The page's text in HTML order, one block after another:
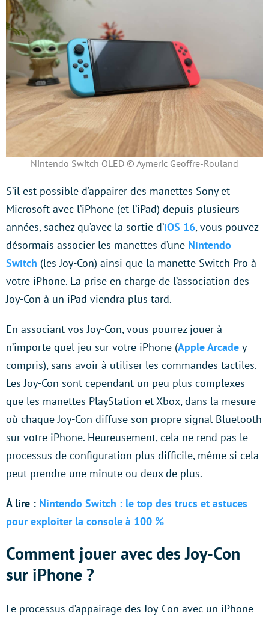
Nintendo Switch OLED © Aymeric Geoffre-Rouland
S’il est possible d’appairer des manettes Sony et
Microsoft avec l’iPhone (et l’iPad) depuis plusieurs
années, sachez qu’avec la sortie d’iOS 16, vous pouvez
désormais associer les manettes d’une Nintendo
Switch (les Joy-Con) ainsi que la manette Switch Pro à
votre iPhone. La prise en charge de l’association des
Joy-Con à un iPad viendra plus tard.
En associant vos Joy-Con, vous pourrez jouer à
n’importe quel jeu sur votre iPhone (Apple Arcade y
compris), sans avoir à utiliser les commandes tactiles.
Les Joy-Con sont cependant un peu plus complexes
que les manettes PlayStation et Xbox, dans la mesure
où chaque Joy-Con diffuse son propre signal Bluetooth
sur votre iPhone. Heureusement, cela ne rend pas le
processus de configuration plus difficile, même si cela
peut prendre une minute ou deux de plus.
À lire : Nintendo Switch : le top des trucs et astuces
pour exploiter la console à 100 %
Comment jouer avec des Joy-Con
sur iPhone ?
Le processus d’appairage des Joy-Con avec un iPhone